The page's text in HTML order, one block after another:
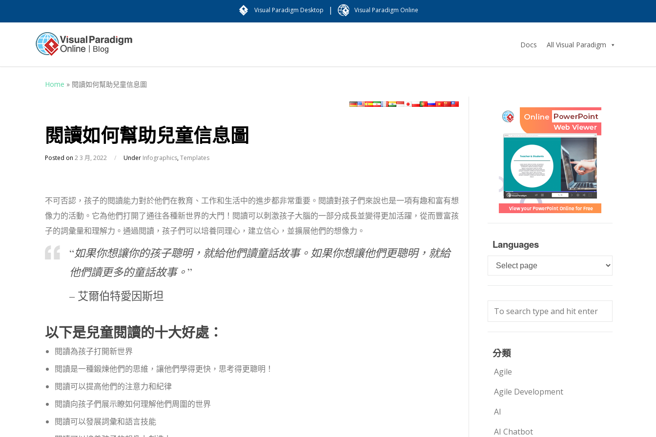
Visual Paradigm Desktop | Visual Paradigm Online
Docs All Visual Paradigm
Home » 閱讀如何幫助兒童信息圖
閱讀如何幫助兒童信息圖
Posted on 2 3 月, 2022 / Under Infographics,Templates
不可否認，孩子的閱讀能力對於他們在教育、工作和生活中的進步都非常重要。閱讀對孩子們來說也是一項有趣和富有想
像力的活動。它為他們打開了通往各種新世界的大門！閱讀可以刺激孩子大腦的一部分成長並變得更加活躍，從而豐富孩
子的詞彙量和理解力。通過閱讀，孩子們可以培養同理心，建立信心，並擴展他們的想像力。
“如果你想讓你的孩子聰明，就給他們讀童話故事。如果你想讓他們更聰明，就給
他們讀更多的童話故事。”
– 艾爾伯特愛因斯坦
以下是兒童閱讀的十大好處：
閱讀為孩子打開新世界
閱讀是一種鍛煉他們的思維，讓他們學得更快，思考得更聰明！
閱讀可以提高他們的注意力和紀律
閱讀向孩子們展示瞭如何理解他們周圍的世界
閱讀可以發展詞彙和語言技能
Languages
Languages
分類
Agile
Agile Development
AI
AI Chatbot